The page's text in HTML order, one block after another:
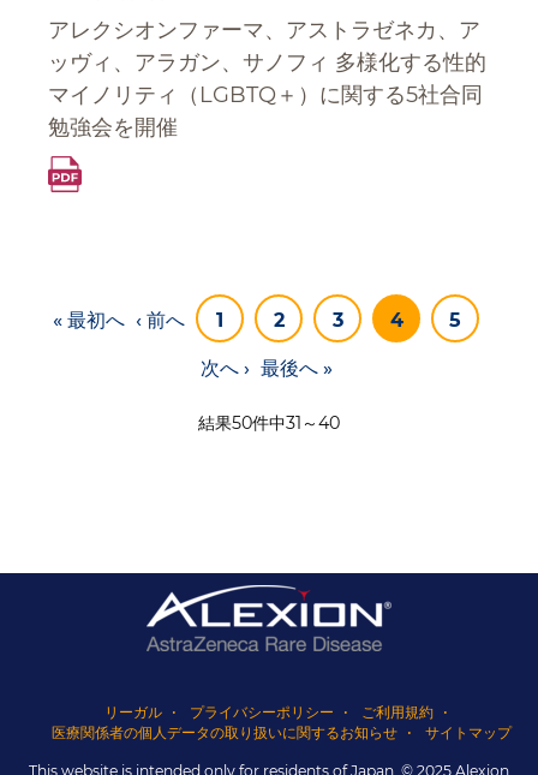
アレクシオンファーマ、アストラゼネカ、ア
ッヴィ、アラガン、サノフィ 多様化する性的
マイノリティ（LGBTQ＋）に関する5社合同
勉強会を開催
Pagination
First
« 最初へ Previous
‹ 前へ 1 2 3 4 5
Next
page
次へ › Last
page
最後へ »
結果50件中31～40
リーガル プライバシーポリシー
ご利用規約
医療関係者の個人データの取り扱いに関するお知らせ
サイトマップ
This website is intended only for residents of Japan. © 2025 Alexion